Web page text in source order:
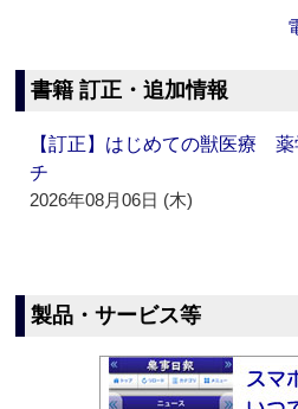
書籍 訂正・追加情報
【訂正】はじめての獣医療
チ
2026年08月06日 (木)
製品・サービス等